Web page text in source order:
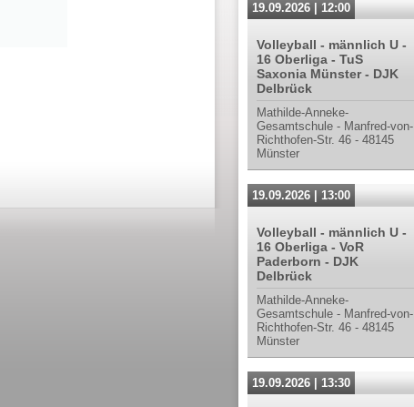
19.09.2026 | 12:00
Volleyball - männlich U -
16 Oberliga - TuS
Saxonia Münster - DJK
Delbrück
Mathilde-Anneke-
Gesamtschule - Manfred-von-
Richthofen-Str. 46 - 48145
Münster
19.09.2026 | 13:00
Volleyball - männlich U -
16 Oberliga - VoR
Paderborn - DJK
Delbrück
Mathilde-Anneke-
Gesamtschule - Manfred-von-
Richthofen-Str. 46 - 48145
Münster
19.09.2026 | 13:30